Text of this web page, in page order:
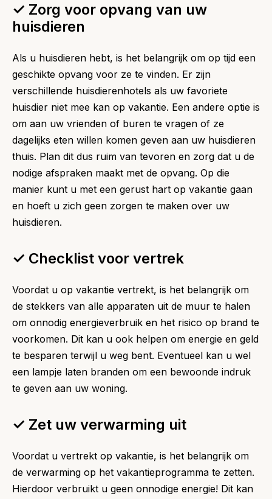
✓ Zorg voor opvang van uw
huisdieren
Als u huisdieren hebt, is het belangrijk om op tijd een
geschikte opvang voor ze te vinden. Er zijn
verschillende huisdierenhotels als uw favoriete
huisdier niet mee kan op vakantie. Een andere optie is
om aan uw vrienden of buren te vragen of ze
dagelijks eten willen komen geven aan uw huisdieren
thuis. Plan dit dus ruim van tevoren en zorg dat u de
nodige afspraken maakt met de opvang. Op die
manier kunt u met een gerust hart op vakantie gaan
en hoeft u zich geen zorgen te maken over uw
huisdieren.
✓ Checklist voor vertrek
Voordat u op vakantie vertrekt, is het belangrijk om
de stekkers van alle apparaten uit de muur te halen
om onnodig energieverbruik en het risico op brand te
voorkomen. Dit kan u ook helpen om energie en geld
te besparen terwijl u weg bent. Eventueel kan u wel
een lampje laten branden om een bewoonde indruk
te geven aan uw woning.
✓ Zet uw verwarming uit
Voordat u vertrekt op vakantie, is het belangrijk om
de verwarming op het vakantieprogramma te zetten.
Hierdoor verbruikt u geen onnodige energie! Dit kan